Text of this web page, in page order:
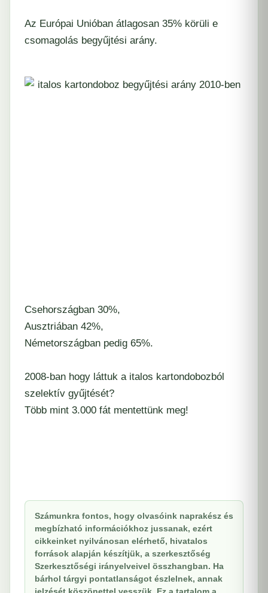
Az Európai Unióban átlagosan 35% körüli e
csomagolás begyűjtési arány.
Csehországban 30%,
Ausztriában 42%,
Németországban pedig 65%.
2008-ban hogy láttuk a italos kartondobozból
szelektív gyűjtését?
Több mint 3.000 fát mentettünk meg!
Számunkra fontos, hogy olvasóink naprakész és
megbízható információkhoz jussanak, ezért
cikkeinket nyilvánosan elérhető, hivatalos
források alapján készítjük, a szerkesztőség
Szerkesztőségi irányelveivel összhangban. Ha
bárhol tárgyi pontatlanságot észlelnek, annak